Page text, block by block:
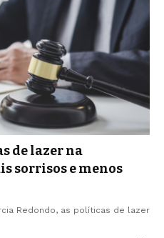
de lazer na
sorrisos e menos
Redondo, as políticas de lazer